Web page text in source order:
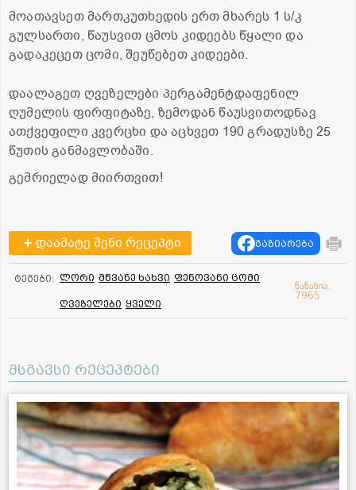
მოათავსეთ მართკუთხედის ერთ მხარეს 1 ს/კ
გულსართი, წაუსვით ცმოს კიდეებს წყალი და
გადაკეცეთ ცომი, შეუწებეთ კიდეები.
დაალაგეთ ღვეზელები პერგამენტდაფენილ
ღუმელის ფირფიტაზე, ზემოდან წაუსვითოდნავ
ათქვეფილი კვერცხი და აცხვეთ 190 გრადუსზე 25
წუთის განმავლობაში.
გემრიელად მიირთვით!
დაამატე შენი რეცეპტი გაზიარება
ტეგები: ლორი მწვანე ხახვი ფენოვანი ცომი
ღვეზელები ყველი
ნანახია:
7965
მსგავსი რეცეპტები